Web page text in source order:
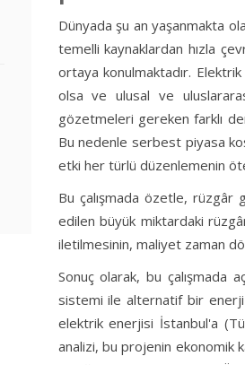
Dünyada şu an yaşanmakta
temelli kaynaklardan hızla
ortaya konulmaktadır.
olsa ve ulusal ve
gözetmeleri gereken farklı
Bu nedenle serbest piyasa
etki her türlü düzenlemenin
Bu çalışmada özetle, rüzgâr
edilen büyük miktardaki
iletilmesinin, maliyet zaman
Sonuç olarak, bu çalışmada
sistemi ile alternatif bir
elektrik enerjisi İstanbul'a
analizi, bu projenin ekonomik